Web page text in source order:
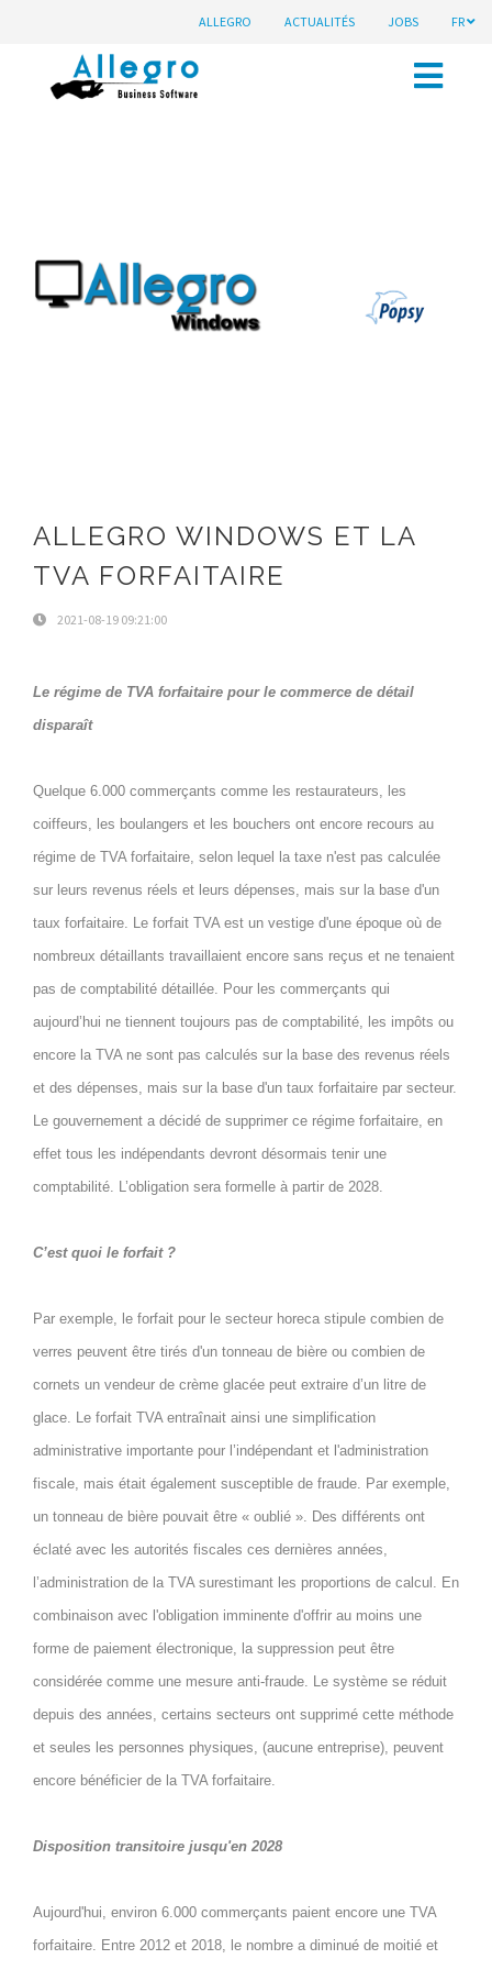
ALLEGRO ACTUALITÉS JOBS FR
ALLEGRO WINDOWS ET LA
TVA FORFAITAIRE
2021-08-19 09:21:00
Le régime de TVA forfaitaire pour le commerce de détail
disparaît
Quelque 6.000 commerçants comme les restaurateurs, les
coiffeurs, les boulangers et les bouchers ont encore recours au
régime de TVA forfaitaire, selon lequel la taxe n'est pas calculée
sur leurs revenus réels et leurs dépenses, mais sur la base d'un
taux forfaitaire. Le forfait TVA est un vestige d'une époque où de
nombreux détaillants travaillaient encore sans reçus et ne tenaient
pas de comptabilité détaillée. Pour les commerçants qui
aujourd’hui ne tiennent toujours pas de comptabilité, les impôts ou
encore la TVA ne sont pas calculés sur la base des revenus réels
et des dépenses, mais sur la base d'un taux forfaitaire par secteur.
Le gouvernement a décidé de supprimer ce régime forfaitaire, en
effet tous les indépendants devront désormais tenir une
comptabilité. L’obligation sera formelle à partir de 2028.
C’est quoi le forfait ?
Par exemple, le forfait pour le secteur horeca stipule combien de
verres peuvent être tirés d'un tonneau de bière ou combien de
cornets un vendeur de crème glacée peut extraire d’un litre de
glace. Le forfait TVA entraînait ainsi une simplification
administrative importante pour l’indépendant et l'administration
fiscale, mais était également susceptible de fraude. Par exemple,
un tonneau de bière pouvait être « oublié ». Des différents ont
éclaté avec les autorités fiscales ces dernières années,
l’administration de la TVA surestimant les proportions de calcul. En
combinaison avec l'obligation imminente d'offrir au moins une
forme de paiement électronique, la suppression peut être
considérée comme une mesure anti-fraude. Le système se réduit
depuis des années, certains secteurs ont supprimé cette méthode
et seules les personnes physiques, (aucune entreprise), peuvent
encore bénéficier de la TVA forfaitaire.
Disposition transitoire jusqu'en 2028
Aujourd'hui, environ 6.000 commerçants paient encore une TVA
forfaitaire. Entre 2012 et 2018, le nombre a diminué de moitié et